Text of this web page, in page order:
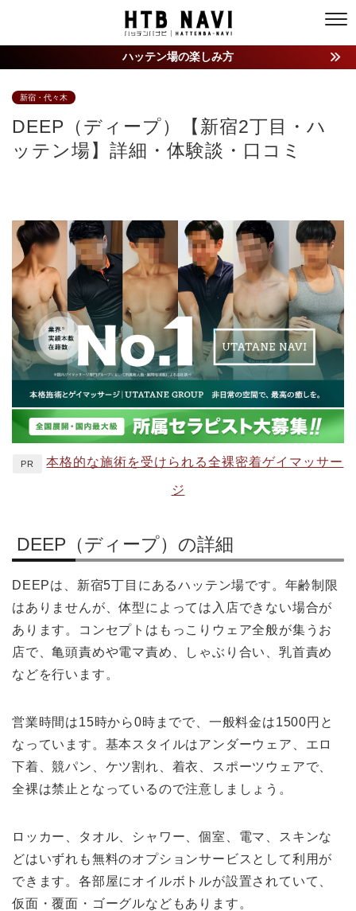
ハッテン場の楽しみ方
新宿・代々木
DEEP（ディープ）【新宿2丁目・ハ
ッテン場】詳細・体験談・口コミ
PR 本格的な施術を受けられる全裸密着ゲイマッサー
ジ
DEEP（ディープ）の詳細
DEEPは、新宿5丁目にあるハッテン場です。年齢制限
はありませんが、体型によっては入店できない場合が
あります。コンセプトはもっこりウェア全般が集うお
店で、亀頭責めや電マ責め、しゃぶり合い、乳首責め
などを行います。
営業時間は15時から0時までで、一般料金は1500円と
なっています。基本スタイルはアンダーウェア、エロ
下着、競パン、ケツ割れ、着衣、スポーツウェアで、
全裸は禁止となっているので注意しましょう。
ロッカー、タオル、シャワー、個室、電マ、スキンな
どはいずれも無料のオプションサービスとして利用が
できます。各部屋にオイルボトルが設置されていて、
仮面・覆面・ゴーグルなどもあります。